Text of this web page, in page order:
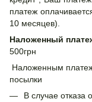
платеж
10 месяцев).
Наложенный
500грн
Наложенным
посылки
В случае отказа